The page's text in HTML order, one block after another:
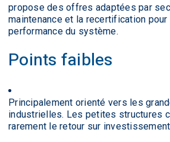
propose des offres adaptées par
maintenance et la recertification
performance du système.
Points faibles
Principalement orienté vers les
industrielles. Les petites structures
rarement le retour sur